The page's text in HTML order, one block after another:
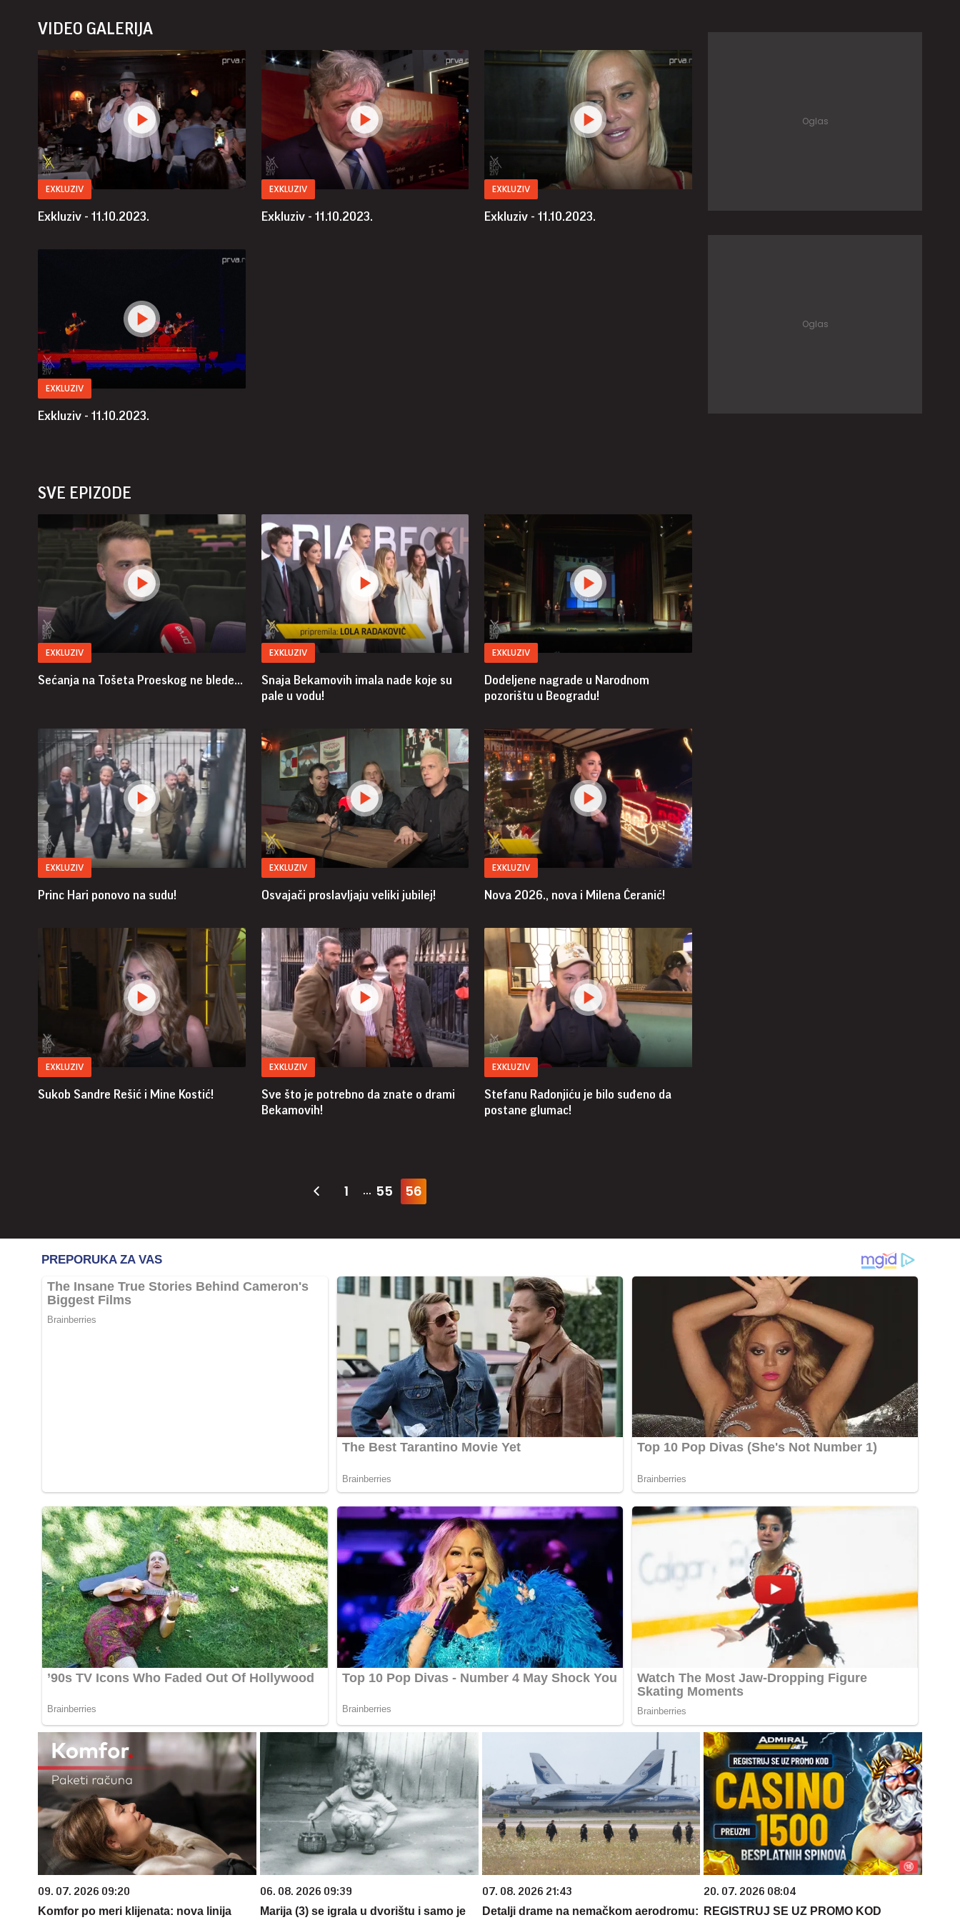
VIDEO GALERIJA
EXKLUZIV
Exkluziv - 11.10.2023.
EXKLUZIV
Exkluziv - 11.10.2023.
EXKLUZIV
Exkluziv - 11.10.2023.
EXKLUZIV
Exkluziv - 11.10.2023.
SVE EPIZODE
EXKLUZIV
Sećanja na Tošeta Proeskog ne blede...
EXKLUZIV
Snaja Bekamovih imala nade koje su
pale u vodu!
EXKLUZIV
Dodeljene nagrade u Narodnom
pozorištu u Beogradu!
EXKLUZIV
Princ Hari ponovo na sudu!
EXKLUZIV
Osvajači proslavljaju veliki jubilej!
EXKLUZIV
Nova 2026., nova i Milena Ćeranić!
EXKLUZIV
Sukob Sandre Rešić i Mine Kostić!
EXKLUZIV
Sve što je potrebno da znate o drami
Bekamovih!
EXKLUZIV
Stefanu Radonjiću je bilo suđeno da
postane glumac!
1 ... 55 56
09. 07. 2026 09:20
Komfor po meri klijenata: nova linija
06. 08. 2026 09:39
Marija (3) se igrala u dvorištu i samo je
07. 08. 2026 21:43
Detalji drame na nemačkom aerodromu:
20. 07. 2026 08:04
REGISTRUJ SE UZ PROMO KOD